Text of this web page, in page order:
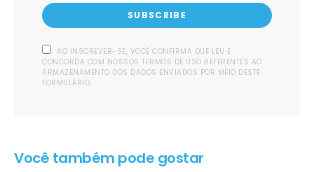
SUBSCRIBE
AO INSCREVER-SE, VOCÊ CONFIRMA QUE LEU E
CONCORDA COM NOSSOS TERMOS DE USO REFERENTES AO
ARMAZENAMENTO DOS DADOS ENVIADOS POR MEIO DESTE
FORMULÁRIO.
Você também pode gostar